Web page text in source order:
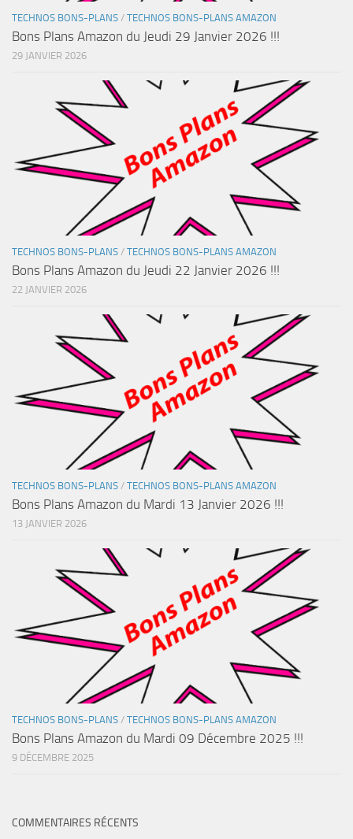
TECHNOS BONS-PLANS / TECHNOS BONS-PLANS AMAZON
Bons Plans Amazon du Jeudi 29 Janvier 2026 !!!
29 JANVIER 2026
TECHNOS BONS-PLANS / TECHNOS BONS-PLANS AMAZON
Bons Plans Amazon du Jeudi 22 Janvier 2026 !!!
22 JANVIER 2026
TECHNOS BONS-PLANS / TECHNOS BONS-PLANS AMAZON
Bons Plans Amazon du Mardi 13 Janvier 2026 !!!
13 JANVIER 2026
TECHNOS BONS-PLANS / TECHNOS BONS-PLANS AMAZON
Bons Plans Amazon du Mardi 09 Décembre 2025 !!!
9 DÉCEMBRE 2025
COMMENTAIRES RÉCENTS